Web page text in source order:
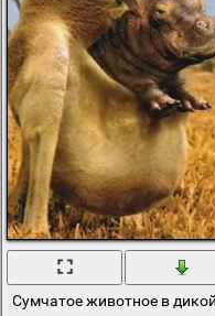
Сумчатое животное в